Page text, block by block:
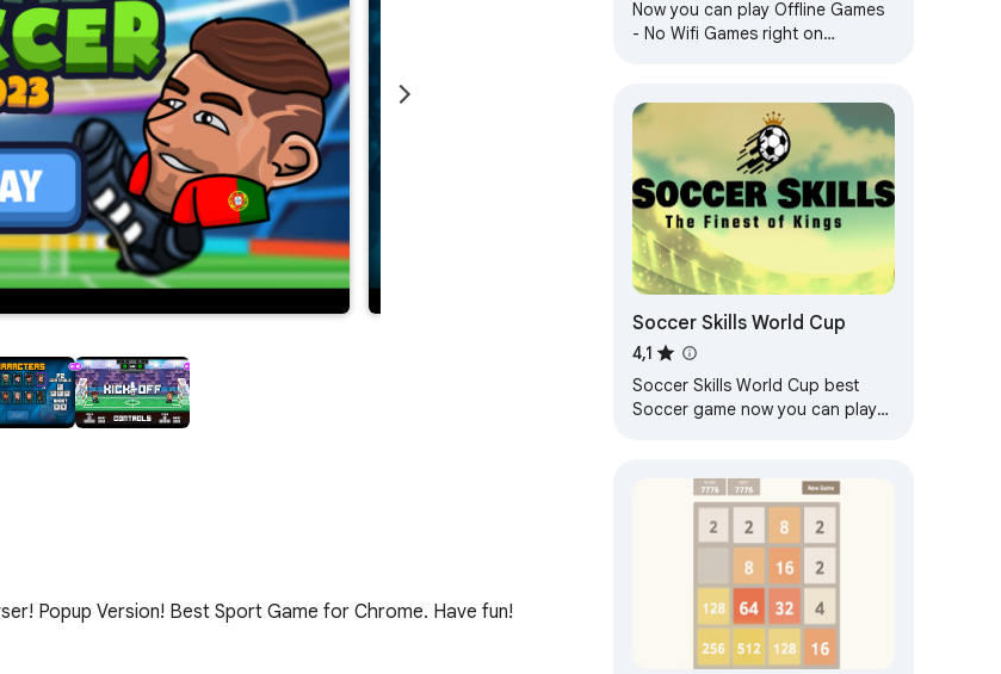
Popup Version! Best Sport Game for Chrome. Have fun!
Now you can play Offline Games
- No Wifi Games right on
Soccer Skills World Cup
4,1
Soccer Skills World Cup best
Soccer game now you can play